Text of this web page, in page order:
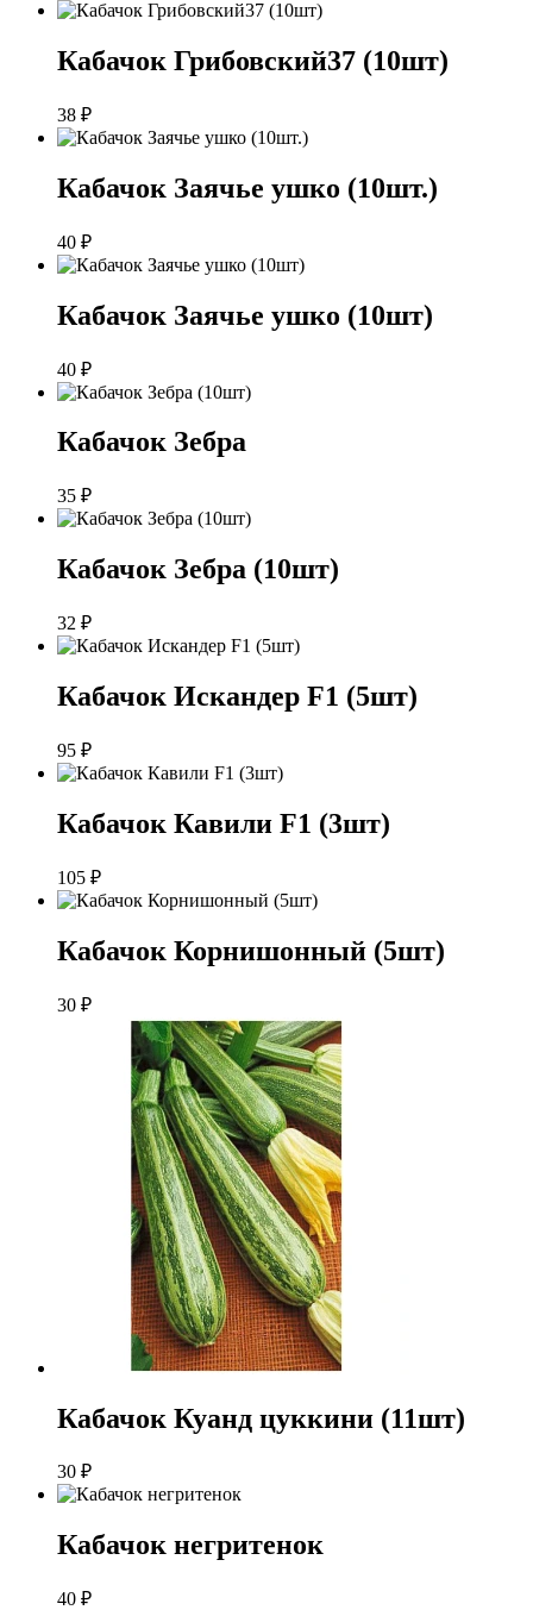
Кабачок Грибовский37 (10шт)
38 ₽
Кабачок Заячье ушко (10шт.)
40 ₽
Кабачок Заячье ушко (10шт)
40 ₽
Кабачок Зебра
35 ₽
Кабачок Зебра (10шт)
32 ₽
Кабачок Искандер F1 (5шт)
95 ₽
Кабачок Кавили F1 (3шт)
105 ₽
Кабачок Корнишонный (5шт)
30 ₽
Кабачок Куанд цуккини (11шт)
30 ₽
Кабачок негритенок
40 ₽